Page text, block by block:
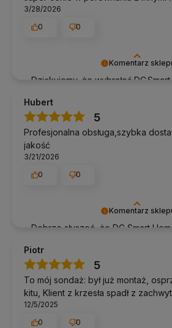
Komentarz
Dziękujemy, że wybrałeś DC
3/28/2026
0
0
Komentarz
Dobrze słyszeć, że DC Smart
Hubert
5
Profesjonalna obsługa,szybka
jakość
3/21/2026
0
0
Piotr
5
To mój sondaż: był już montaż,
kitu, Klient z krzesła spadł z
12/5/2025
0
0